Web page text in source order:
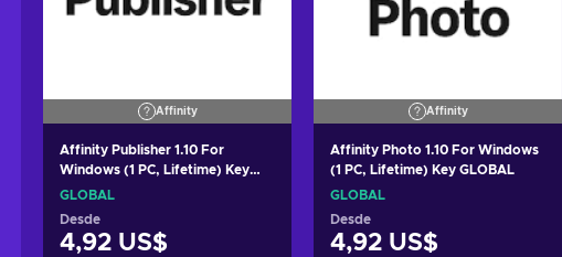
Affinity
Affinity Publisher 1.10 For
Windows (1 PC, Lifetime) Key
GLOBAL
GLOBAL
Desde
4,92 US$
Affinity
Affinity Photo 1.10 For Windows
(1 PC, Lifetime) Key GLOBAL
GLOBAL
Desde
4,92 US$